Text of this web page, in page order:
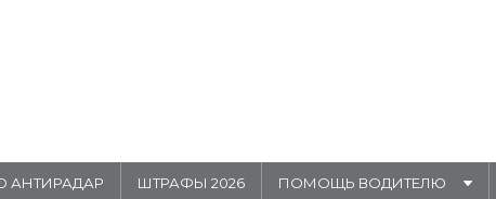
АНТИРАДАР ШТРАФЫ 2026 ПОМОЩЬ ВОДИТЕЛЮ